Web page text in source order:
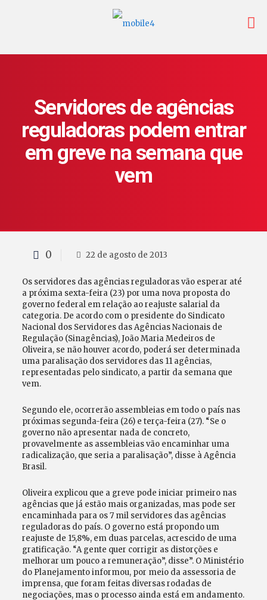
Servidores de agências
reguladoras podem entrar
em greve na semana que
vem
0 22 de agosto de 2013
Os servidores das agências reguladoras vão esperar até
a próxima sexta-feira (23) por uma nova proposta do
governo federal em relação ao reajuste salarial da
categoria. De acordo com o presidente do Sindicato
Nacional dos Servidores das Agências Nacionais de
Regulação (Sinagências), João Maria Medeiros de
Oliveira, se não houver acordo, poderá ser determinada
uma paralisação dos servidores das 11 agências,
representadas pelo sindicato, a partir da semana que
vem.
Segundo ele, ocorrerão assembleias em todo o país nas
próximas segunda-feira (26) e terça-feira (27). “Se o
governo não apresentar nada de concreto,
provavelmente as assembleias vão encaminhar uma
radicalização, que seria a paralisação”, disse à Agência
Brasil.
Oliveira explicou que a greve pode iniciar primeiro nas
agências que já estão mais organizadas, mas pode ser
encaminhada para os 7 mil servidores das agências
reguladoras do país. O governo está propondo um
reajuste de 15,8%, em duas parcelas, acrescido de uma
gratificação. “A gente quer corrigir as distorções e
melhorar um pouco a remuneração”, disse”. O Ministério
do Planejamento informou, por meio da assessoria de
imprensa, que foram feitas diversas rodadas de
negociações, mas o processo ainda está em andamento.